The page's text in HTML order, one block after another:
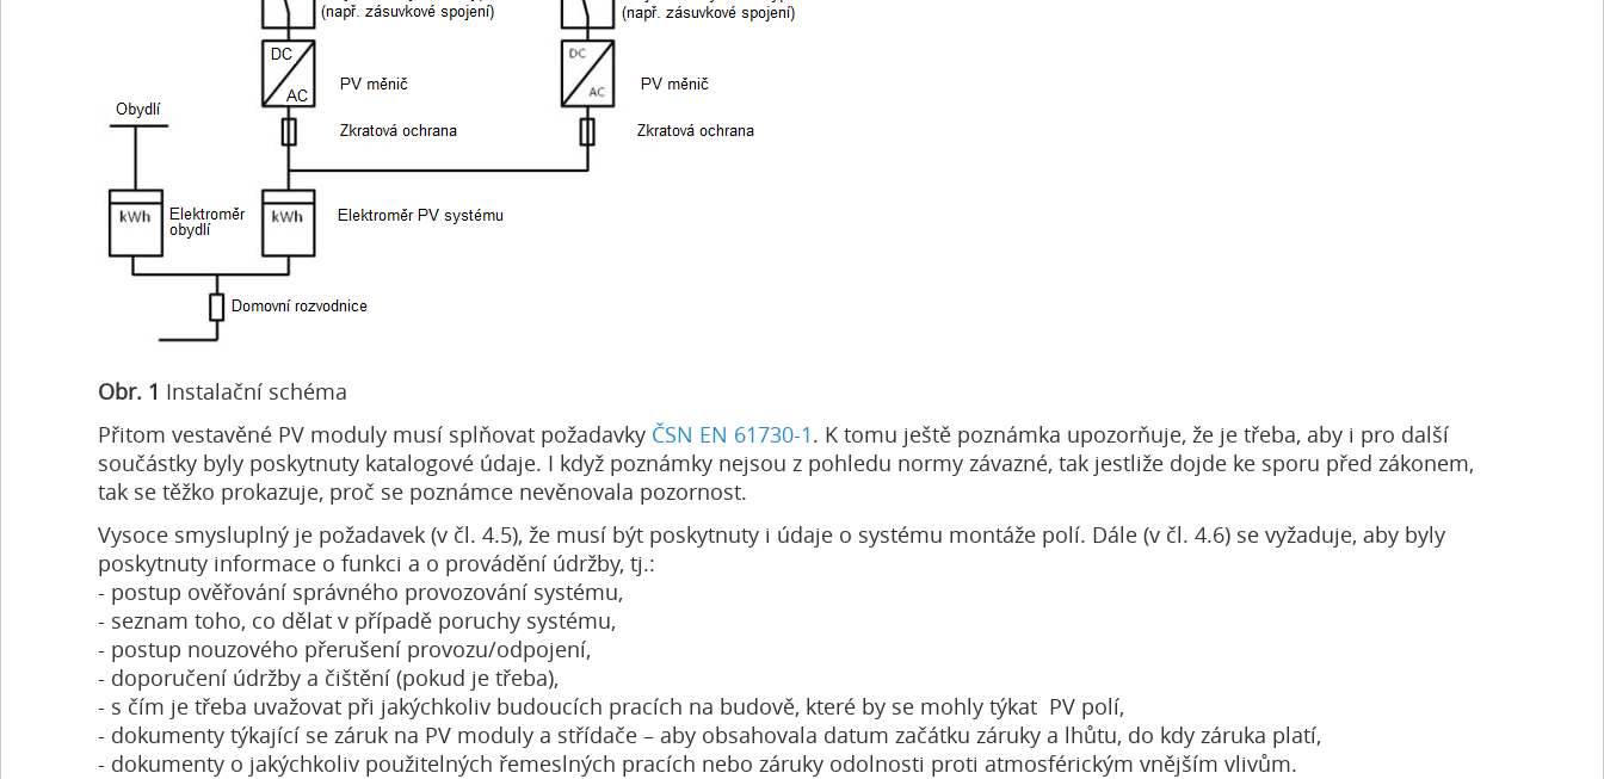
Obr. 1 Instalační schéma
Přitom vestavěné PV moduly musí splňovat požadavky ČSN EN 61730-1. K tomu ještě poznámka upozorňuje, že je třeba, aby i pro další
součástky byly poskytnuty katalogové údaje. I když poznámky nejsou z pohledu normy závazné, tak jestliže dojde ke sporu před zákonem,
tak se těžko prokazuje, proč se poznámce nevěnovala pozornost.
Vysoce smysluplný je požadavek (v čl. 4.5), že musí být poskytnuty i údaje o systému montáže polí. Dále (v čl. 4.6) se vyžaduje, aby byly
poskytnuty informace o funkci a o provádění údržby, tj.:
- postup ověřování správného provozování systému,
- seznam toho, co dělat v případě poruchy systému,
- postup nouzového přerušení provozu/odpojení,
- doporučení údržby a čištění (pokud je třeba),
- s čím je třeba uvažovat při jakýchkoliv budoucích pracích na budově, které by se mohly týkat PV polí,
- dokumenty týkající se záruk na PV moduly a střídače – aby obsahovala datum začátku záruky a lhůtu, do kdy záruka platí,
- dokumenty o jakýchkoliv použitelných řemeslných pracích nebo záruky odolnosti proti atmosférickým vnějším vlivům.